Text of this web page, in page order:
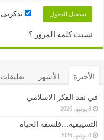
تذكرني
نسيت كلمة المرور ؟
الأخيرة الأشهر تعليقات
في نقد الفكر الاسلامي
8 يونيو، 2026
التسييقية…فلسفة الحياه
8 يونيو، 2026